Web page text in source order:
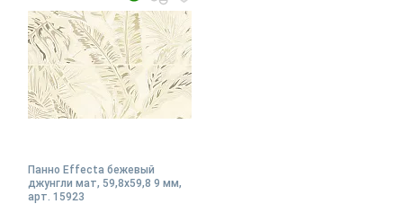
Панно Effecta бежевый
джунгли мат, 59,8x59,8 9 мм,
арт. 15923